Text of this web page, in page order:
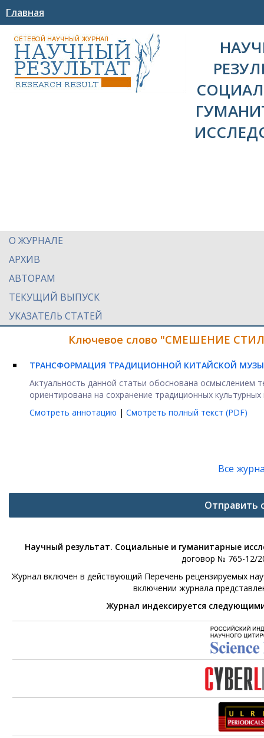
Главная
О ЖУРНАЛЕ
АРХИВ
АВТОРАМ
ТЕКУЩИЙ ВЫПУСК
УКАЗАТЕЛЬ СТАТЕЙ
Ключевое слово "СМЕШЕНИЕ
ТРАНСФОРМАЦИЯ ТРАДИЦИОННОЙ КИТАЙСКОЙ
Актуальность данной статьи обоснована осмыслением
ориентирована на сохранение традиционных
Смотреть аннотацию | Смотреть полный текст (PDF)
Все
Отправить
Научный результат. Социальные и гуманитарные
договор № 765-12/
Журнал включен в действующий Перечень рецензируемых
включении журнала
Журнал индексируется